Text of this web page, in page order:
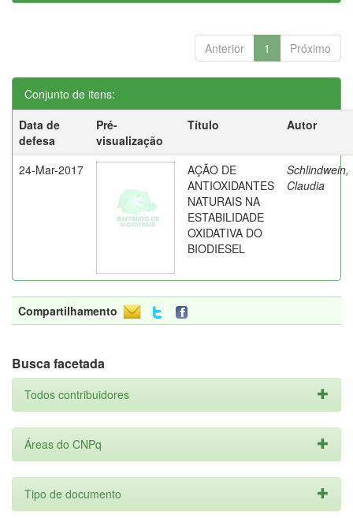
Anterior 1 Próximo
Conjunto de itens:
Data de
defesa
Pré-
visualização
Título Autor
24-Mar-2017
AÇÃO DE
ANTIOXIDANTES
NATURAIS NA
ESTABILIDADE
OXIDATIVA DO
BIODIESEL
Schlindwein,
Claudia
Compartilhamento
Busca facetada
Todos contribuidores
Áreas do CNPq
Tipo de documento